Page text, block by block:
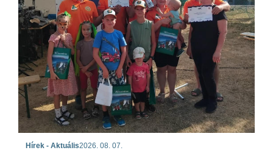
Hírek - Aktuális2026. 08. 07.